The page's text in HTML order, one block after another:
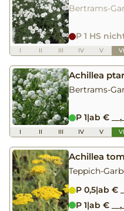
Bertrams-
P 1 HS
I II III IV V VI
Achillea
Bertrams-
P 1|ab € __,__
I II III IV V VI
Achillea
Teppich-
P 0,5|ab €
P 1|ab € __,__